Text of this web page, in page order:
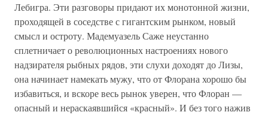
Лебигра. Эти разговоры придают их монотонной жизни,
проходящей в соседстве с гигантским рынком, новый
смысл и остроту. Мадемуазель Саже неустанно
сплетничает о революционных настроениях нового
надзирателя рыбных рядов, эти слухи доходят до Лизы,
она начинает намекать мужу, что от Флорана хорошо бы
избавиться, и вскоре весь рынок уверен, что Флоран —
опасный и нераскаявшийся «красный». И без того нажив